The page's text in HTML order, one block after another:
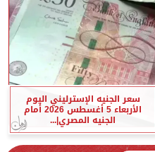
سعر الجنيه الإسترليني اليوم
الأربعاء 5 أغسطس 2026 أمام
الجنيه المصري|...